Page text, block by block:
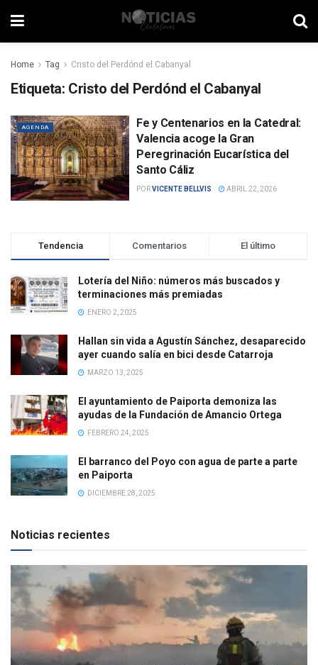
Home Tag Cristo del Perdónd el Cabanyal
Etiqueta: Cristo del Perdónd el Cabanyal
AGENDA
Fe y Centenarios en la Catedral:
Valencia acoge la Gran
Peregrinación Eucarística del
Santo Cáliz
PORVICENTE BELLVIS ABRIL 22, 2026
Tendencia Comentarios El último
Lotería del Niño: números más buscados y
terminaciones más premiadas
ENERO 2, 2025
Hallan sin vida a Agustín Sánchez, desaparecido
ayer cuando salía en bici desde Catarroja
MARZO 13, 2025
El ayuntamiento de Paiporta demoniza las
ayudas de la Fundación de Amancio Ortega
FEBRERO 24, 2025
El barranco del Poyo con agua de parte a parte
en Paiporta
DICIEMBRE 28, 2025
Noticias recientes